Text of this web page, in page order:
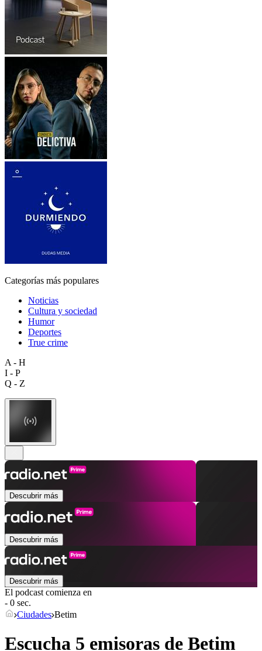
Categorías más populares
Noticias
Cultura y sociedad
Humor
Deportes
True crime
A - H
I - P
Q - Z
Descubrir más
Descubrir más
Descubrir más
El podcast comienza en
- 0 sec.
Ciudades Betim
Escucha 5 emisoras de Betim